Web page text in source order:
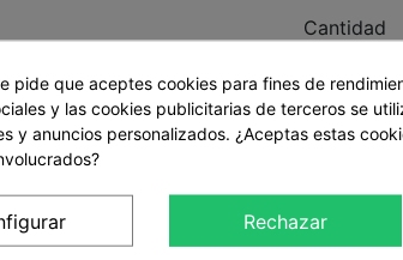
:
fotográficos para bebes,
Cantidad
Comprar
pide que aceptes cookies para fines de
y las cookies publicitarias de terceros se
y anuncios personalizados. ¿Aceptas estas
Rechazar